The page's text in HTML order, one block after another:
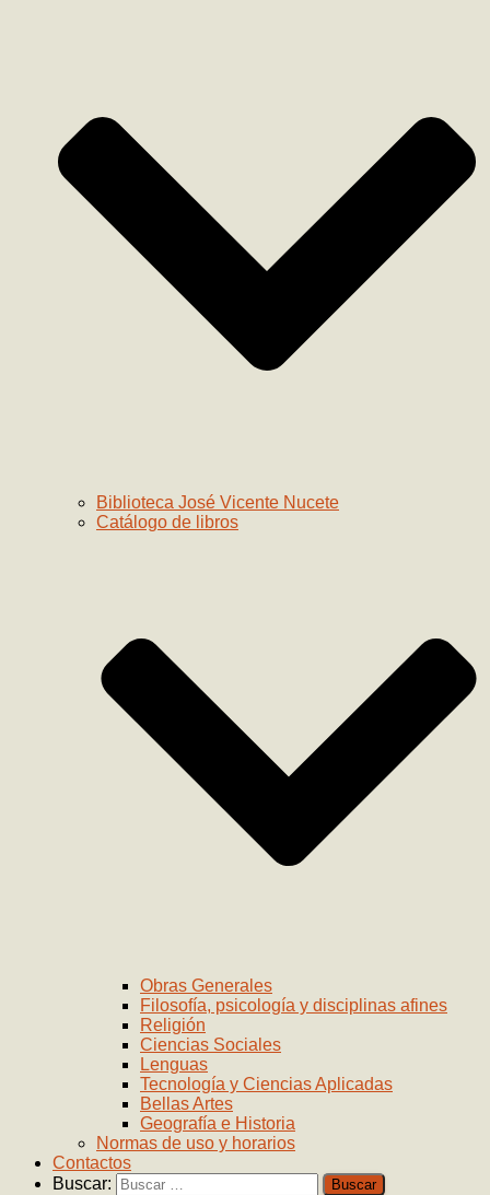
Biblioteca José Vicente Nucete
Catálogo de libros
Obras Generales
Filosofía, psicología y disciplinas afines
Religión
Ciencias Sociales
Lenguas
Tecnología y Ciencias Aplicadas
Bellas Artes
Geografía e Historia
Normas de uso y horarios
Contactos
Buscar: